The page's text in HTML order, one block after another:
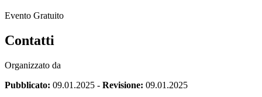
Evento Gratuito
Contatti
Organizzato da
Pubblicato: 09.01.2025 - Revisione: 09.01.2025